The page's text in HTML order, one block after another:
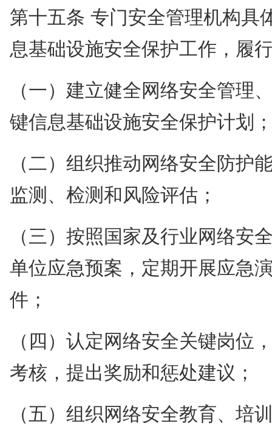
第十五条 专门安全管理机构具
息基础设施安全保护工作，履
（一）建立健全网络安全管理
键信息基础设施安全保护计划
（二）组织推动网络安全防护
监测、检测和风险评估；
（三）按照国家及行业网络安
单位应急预案，定期开展应急
件；
（四）认定网络安全关键岗位
考核，提出奖励和惩处建议；
（五）组织网络安全教育、培